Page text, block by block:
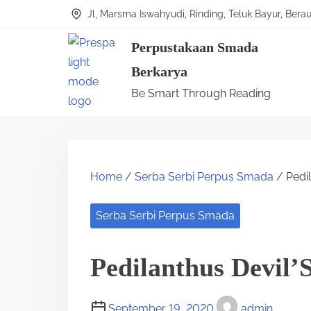
Jl, Marsma Iswahyudi, Rinding, Teluk Bayur,
Perpustakaan Smada
Berkarya
Be Smart Through Reading
Home / Serba Serbi Perpus Smada /
Serba Serbi Perpus Smada
Pedilanthus